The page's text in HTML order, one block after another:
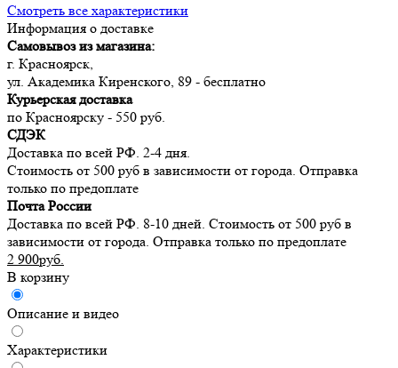
Смотреть все характеристики
Информация о доставке
Самовывоз из магазина:
г. Красноярск,
ул. Академика Киренского, 89 - бесплатно
Курьерская доставка
по Красноярску - 550 руб.
СДЭК
Доставка по всей РФ. 2-4 дня.
Стоимость от 500 руб в зависимости от города. Отправка
только по предоплате
Почта России
Доставка по всей РФ. 8-10 дней. Стоимость от 500 руб в
зависимости от города. Отправка только по предоплате
2 900руб.
В корзину
Описание и видео
Характеристики